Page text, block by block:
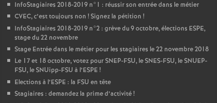
InfoStagiaires 2018-2019 n°1 : réussir son entrée dans le métier
CVEC, c’est toujours non ! Signez la pétition !
InfoStagiaires 2018-2019 n°2 : grève du 9 octobre, élections ESPE,
stage du 22 novembre
Stage Entrée dans le métier pour les stagiaires le 22 novembre 2018
Le 17 et 18 octobre, votez pourSNEP-FSU, leSNES-FSU, leSNUEP-
FSU, le SNUipp-FSU à l’ESPE !
Elections à l’ESPE : la FSU en tête
Stagiaires : demandez la prime d’activité!